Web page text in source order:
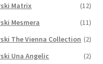
Matrix
(12)
Mesmera
(11)
The Vienna Collection (2)
Una Angelic
(2)